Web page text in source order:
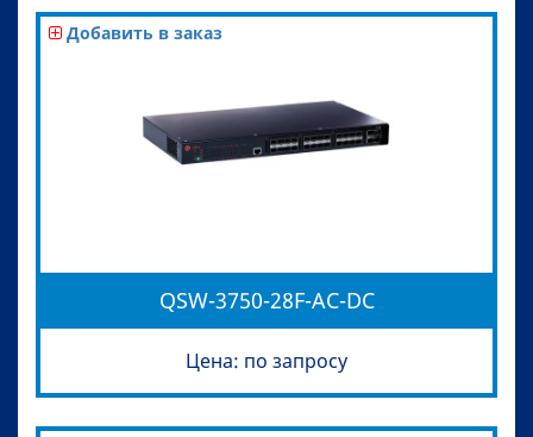
Добавить в заказ
QSW-3750-28F-AC-DC
Цена: по запросу